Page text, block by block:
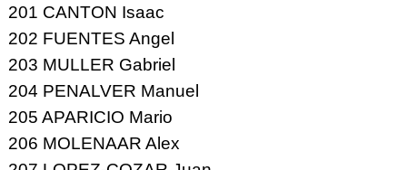
201 CANTON Isaac
202 FUENTES Angel
203 MULLER Gabriel
204 PENALVER Manuel
205 APARICIO Mario
206 MOLENAAR Alex